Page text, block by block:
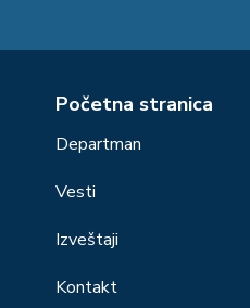
Početna stranica
Departman
Vesti
Izveštaji
Kontakt